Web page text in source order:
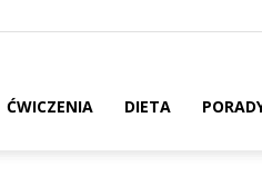
ĆWICZENIA DIETA